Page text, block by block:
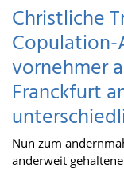
Christliche
Copulation-
vornehmer
Franckfurt
Nun zum
anderweit